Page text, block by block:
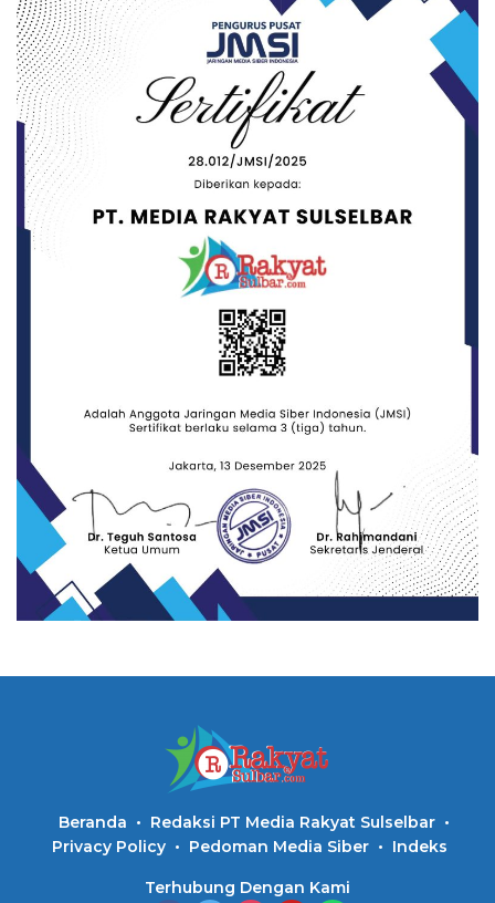
Beranda
Redaksi PT Media Rakyat Sulselbar
Privacy Policy
Pedoman Media Siber Indeks
Terhubung Dengan Kami